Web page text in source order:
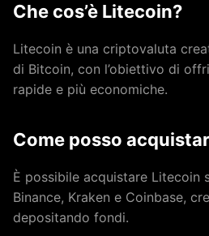
Che cos’è Litecoin?
Litecoin è una criptovaluta
di Bitcoin, con l’obiettivo di
rapide e più economiche.
Come posso
È possibile acquistare Litecoin
Binance, Kraken e Coinbase,
depositando fondi.